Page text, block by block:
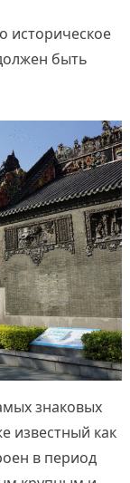
историческое
быть
знаковых
известный как
в период